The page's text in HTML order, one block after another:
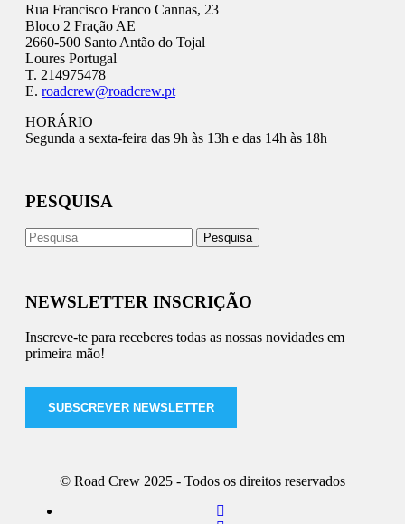
Rua Francisco Franco Cannas, 23
Bloco 2 Fração AE
2660-500 Santo Antão do Tojal
Loures Portugal
T. 214975478
E. roadcrew@roadcrew.pt
HORÁRIO
Segunda a sexta-feira das 9h às 13h e das 14h às 18h
PESQUISA
NEWSLETTER INSCRIÇÃO
Inscreve-te para receberes todas as nossas novidades em
primeira mão!
SUBSCREVER NEWSLETTER
© Road Crew 2025 - Todos os direitos reservados